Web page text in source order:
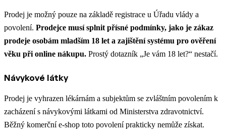
Prodej je možný pouze na základě registrace u Úřadu vlády a
povolení. Prodejce musí splnit přísné podmínky, jako je zákaz
prodeje osobám mladším 18 let a zajištění systému pro ověření
věku při online nákupu. Prostý dotazník „Je vám 18 let?“ nestačí.
Návykové látky
Prodej je vyhrazen lékárnám a subjektům se zvláštním povolením k
zacházení s návykovými látkami od Ministerstva zdravotnictví.
Běžný komerční e-shop toto povolení prakticky nemůže získat.